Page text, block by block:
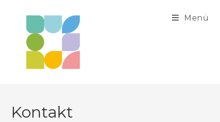
springen
Menü
Kontakt